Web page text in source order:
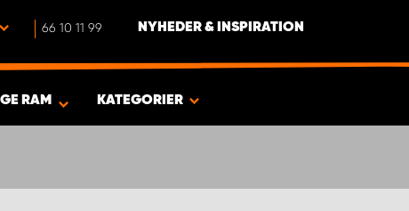
66 10 11 99 NYHEDER & INSPIRATION
RAM KATEGORIER